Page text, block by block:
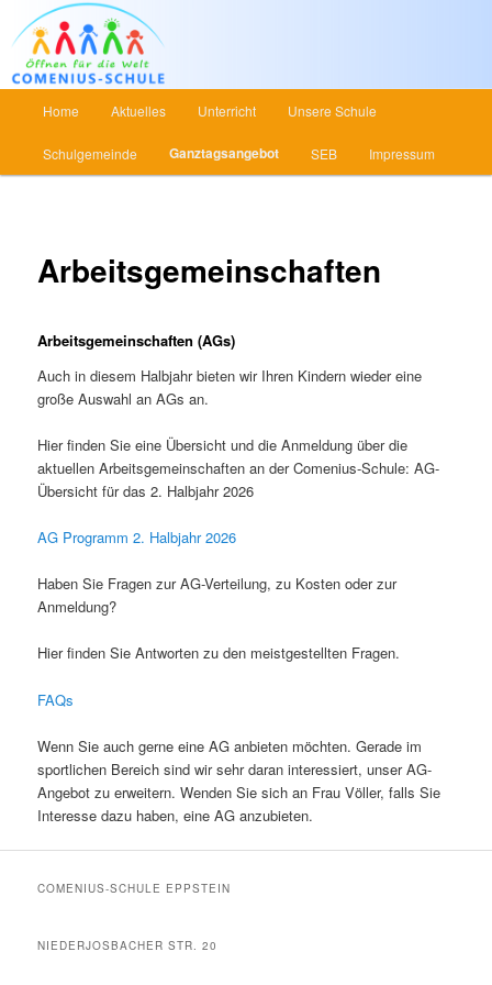
Skip to primary content
Skip to secondary content
Home Aktuelles Unterricht Unsere Schule
Schulgemeinde Ganztagsangebot SEB Impressum
Arbeitsgemeinschaften
Arbeitsgemeinschaften (AGs)
Auch in diesem Halbjahr bieten wir Ihren Kindern wieder eine
große Auswahl an AGs an.
Hier finden Sie eine Übersicht und die Anmeldung über die
aktuellen Arbeitsgemeinschaften an der Comenius-Schule: AG-
Übersicht für das 2. Halbjahr 2026
AG Programm 2. Halbjahr 2026
Haben Sie Fragen zur AG-Verteilung, zu Kosten oder zur
Anmeldung?
Hier finden Sie Antworten zu den meistgestellten Fragen.
FAQs
Wenn Sie auch gerne eine AG anbieten möchten. Gerade im
sportlichen Bereich sind wir sehr daran interessiert, unser AG-
Angebot zu erweitern. Wenden Sie sich an Frau Völler, falls Sie
Interesse dazu haben, eine AG anzubieten.
COMENIUS-SCHULE EPPSTEIN
NIEDERJOSBACHER STR. 20